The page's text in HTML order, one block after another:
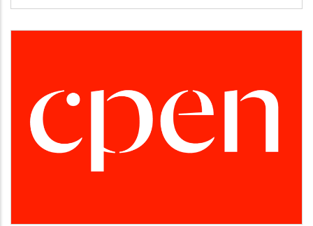
CPEN
Desarrollo empresarial